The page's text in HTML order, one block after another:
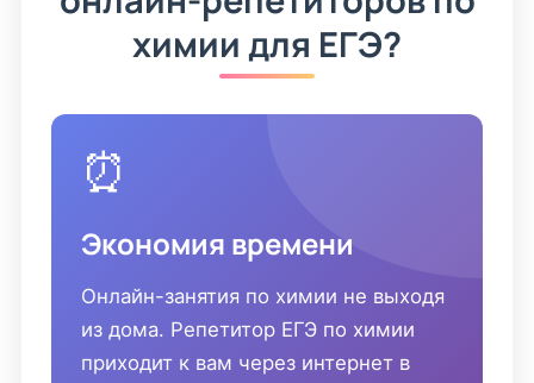
химии для ЕГЭ?
⏰
Экономия времени
Онлайн-занятия по химии не выходя
из дома. Репетитор ЕГЭ по химии
приходит к вам через интернет в